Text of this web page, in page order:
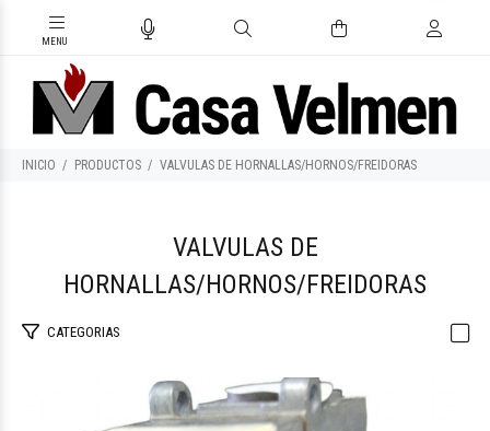
INICIO PRODUCTOS VALVULAS DE HORNALLAS/HORNOS/FREIDORAS
VALVULAS DE
HORNALLAS/HORNOS/FREIDORAS
CATEGORIAS